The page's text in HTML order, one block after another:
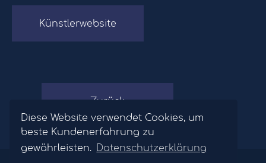
Diese Website verwendet Cookies, um
beste Kundenerfahrung zu
gewährleisten. Datenschutzerklärung
Künstlerwebsite
Zurück